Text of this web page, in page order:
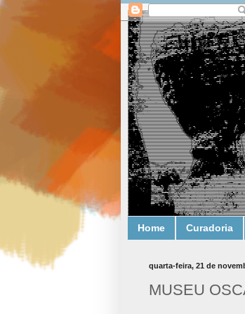
Home Curadoria
quarta-feira, 21 de
MUSEU